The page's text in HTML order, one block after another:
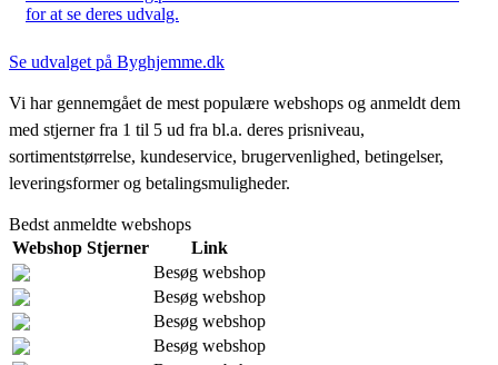
for at se deres udvalg.
Se udvalget på Byghjemme.dk
Vi har gennemgået de mest populære webshops og anmeldt dem
med stjerner fra 1 til 5 ud fra bl.a. deres prisniveau,
sortimentstørrelse, kundeservice, brugervenlighed, betingelser,
leveringsformer og betalingsmuligheder.
Bedst anmeldte webshops
Webshop Stjerner
Link
Besøg webshop
Besøg webshop
Besøg webshop
Besøg webshop